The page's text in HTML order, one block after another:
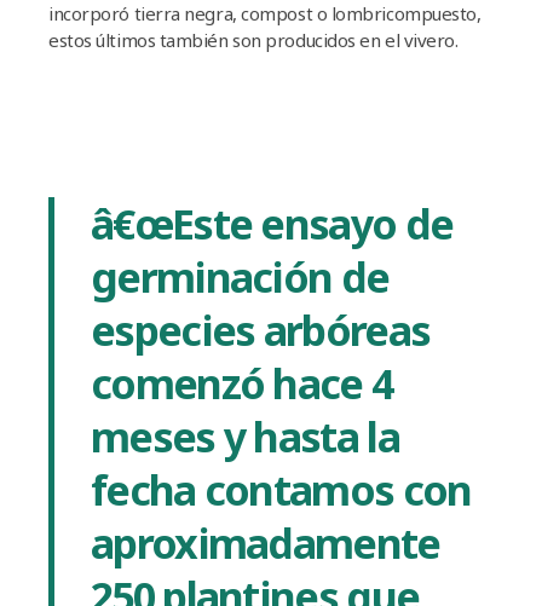
incorporó tierra negra, compost o lombricompuesto,
estos últimos también son producidos en el vivero.
â€œEste ensayo de
germinación de
especies arbóreas
comenzó hace 4
meses y hasta la
fecha contamos con
aproximadamente